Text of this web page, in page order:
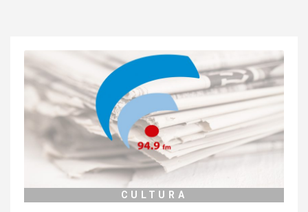
CULTURA